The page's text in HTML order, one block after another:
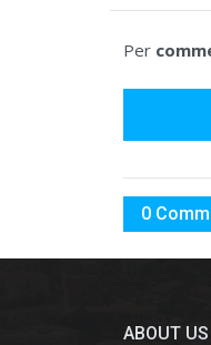
Per
0
ABOUT US